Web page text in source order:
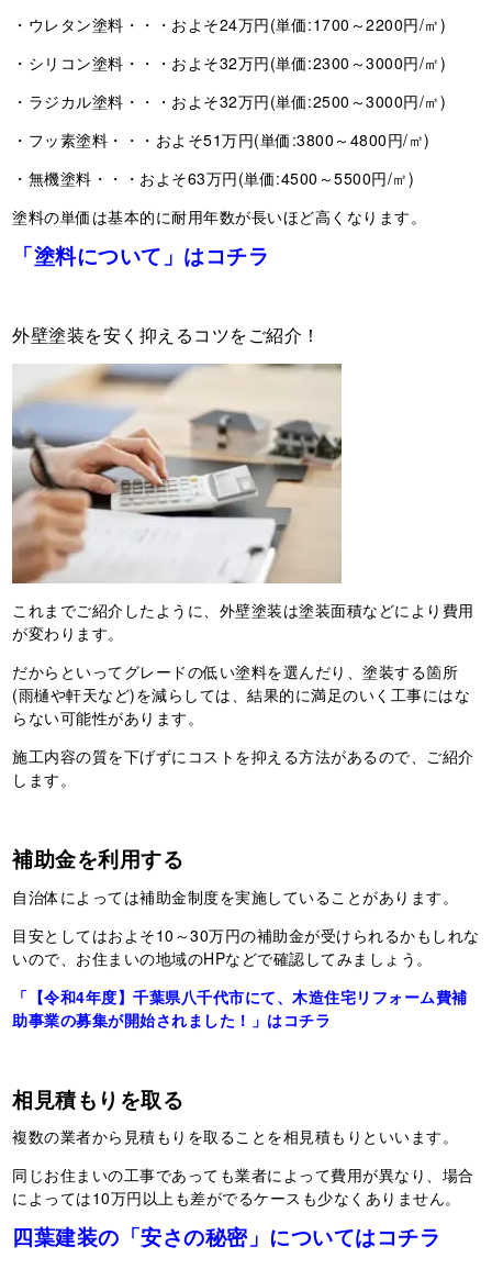
・ウレタン塗料・・・およそ24万円(単価:1700～2200円/㎡)
・シリコン塗料・・・およそ32万円(単価:2300～3000円/㎡)
・ラジカル塗料・・・およそ32万円(単価:2500～3000円/㎡)
・フッ素塗料・・・およそ51万円(単価:3800～4800円/㎡)
・無機塗料・・・およそ63万円(単価:4500～5500円/㎡)
塗料の単価は基本的に耐用年数が長いほど高くなります。
「塗料について」はコチラ
外壁塗装を安く抑えるコツをご紹介！
これまでご紹介したように、外壁塗装は塗装面積などにより費用
が変わります。
だからといってグレードの低い塗料を選んだり、塗装する箇所
(雨樋や軒天など)を減らしては、結果的に満足のいく工事にはな
らない可能性があります。
施工内容の質を下げずにコストを抑える方法があるので、ご紹介
します。
補助金を利用する
自治体によっては補助金制度を実施していることがあります。
目安としてはおよそ10～30万円の補助金が受けられるかもしれな
いので、お住まいの地域のHPなどで確認してみましょう。
「【令和4年度】千葉県八千代市にて、木造住宅リフォーム費補
助事業の募集が開始されました！」はコチラ
相見積もりを取る
複数の業者から見積もりを取ることを相見積もりといいます。
同じお住まいの工事であっても業者によって費用が異なり、場合
によっては10万円以上も差がでるケースも少なくありません。
四葉建装の「安さの秘密」についてはコチラ